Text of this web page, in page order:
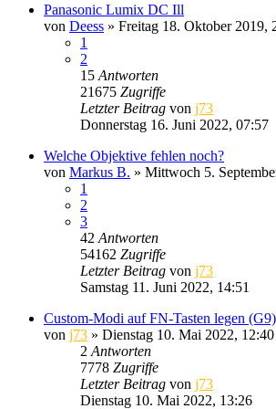
Panasonic Lumix DC Ill
von Deess » Freitag 18. Oktober 2019,
1
2
15 Antworten
21675 Zugriffe
Letzter Beitrag von j73
Donnerstag 16. Juni 2022, 07:57
Welche Objektive fehlen noch?
von Markus B. » Mittwoch 5.
1
2
3
42 Antworten
54162 Zugriffe
Letzter Beitrag von j73
Samstag 11. Juni 2022, 14:51
Custom-Modi auf FN-Tasten legen (G9)
von j73 » Dienstag 10. Mai 2022, 12:40
2 Antworten
7778 Zugriffe
Letzter Beitrag von j73
Dienstag 10. Mai 2022, 13:26